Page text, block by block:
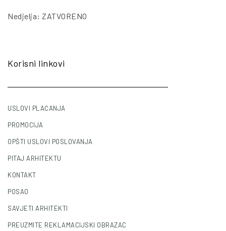
Nedjelja: ZATVORENO
Korisni linkovi
USLOVI PLAĆANJA
PROMOCIJA
OPŠTI USLOVI POSLOVANJA
PITAJ ARHITEKTU
KONTAKT
POSAO
SAVJETI ARHITEKTI
PREUZMITE REKLAMACIJSKI OBRAZAC